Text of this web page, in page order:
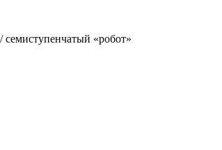
семиступенчатый «робот»